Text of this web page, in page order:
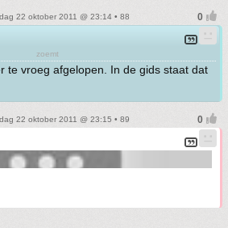
22 oktober 2011 @ 23:14 • 88
zoemt
te vroeg afgelopen. In de gids staat dat
22 oktober 2011 @ 23:15 • 89